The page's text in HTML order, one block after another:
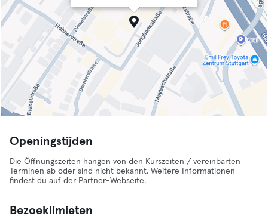
Openingstijden
Die Öffnungszeiten hängen von den Kurszeiten / vereinbarten
Terminen ab oder sind nicht bekannt. Weitere Informationen
findest du auf der Partner-Webseite.
Bezoeklimieten